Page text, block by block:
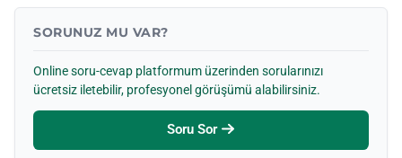
SORUNUZ MU VAR?
Online soru-cevap platformum üzerinden sorularınızı
ücretsiz iletebilir, profesyonel görüşümü alabilirsiniz.
Soru Sor